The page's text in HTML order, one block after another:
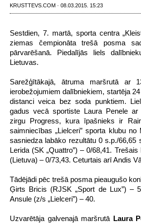
KRUSTTEVS.COM · 08.03.2015. 15:23
Sestdien, 7. martā, sporta centra
ziemas čempionāta trešā posma
pārvarēšanā. Piedalījās liels
Lietuvas.
Sarežģītākajā, ātruma maršrutā ar
ierobežojumiem dalībniekiem, startēja
distanci veica bez soda punktiem.
gadus vecā sportiste Laura Penele
zirgu Progress, kura īpašnieks ir
saimniecības „Lielceri” sporta klubu
sasniedza labāko rezultātu 0 s.p./
Lerida (SK „Quattro”) – 0/68,41.
(Lietuva) – 0/73,43. Ceturtais arī Andis
Tādējādi pēc trešā posma pieaugušo
Ģirts Bricis (RJSK „Sport de Lux”) –
Ansule (z/s „Lielceri”) – 40.
Uzvarētāja galvenajā maršrutā Laura